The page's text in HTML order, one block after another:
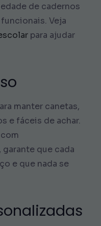
de cadernos
Veja
para ajudar
manter canetas,
e fáceis de achar.
que cada
e que nada se